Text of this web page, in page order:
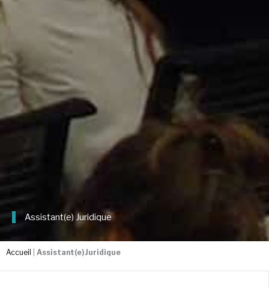
Assistant(e) Juridique
Accueil Assistant(e) Juridique